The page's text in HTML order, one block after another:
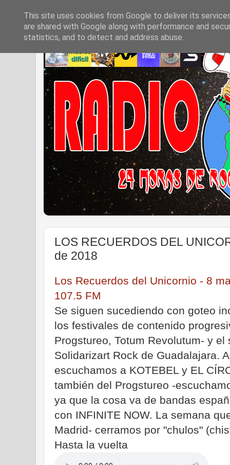
LOS RECUERDOS DEL
de 2018
Los Recuerdos del Unicornio - 8
107.5 FM
Se siguen sucediendo con goteo
los festivales de contenido
Progstureo, Totum Revolutum- y
Solidarizart Rock de Guadalajara.
escuchamos a KOTEBEL y EL
también del Progstureo -
ya que la cosa va de bandas
con INFINITE NOW. La semana
Madrid- cerramos por "chulos"
Hasta la vuelta
This site uses cookies from Google to deliver its
are shared with Google along with performance and
statistics, and to detect and address abuse.